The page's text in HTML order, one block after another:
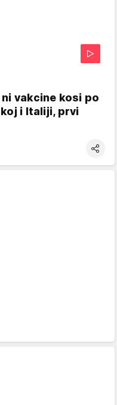
vakcine kosi po
i Italiji, prvi